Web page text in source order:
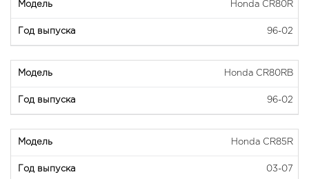
Honda CR80R
96-02
Honda CR80RB
96-02
Honda CR85R
03-07